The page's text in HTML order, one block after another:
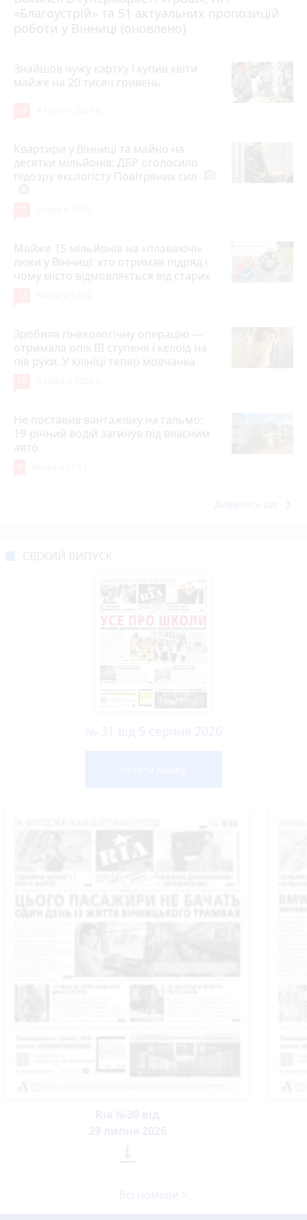
«Благоустрій» та 51 актуальних пропозицій
роботи у Вінниці (оновлено)
Знайшов чужу картку і купив квіти
майже на 20 тисяч гривень
Квартири у Вінниці та майно на
десятки мільйонів: ДБР оголосило
підозру екслогісту Повітряних сил
Майже 15 мільйонів на «плаваючі»
люки у Вінниці: хто отримав підряд і
чому місто відмовляється від старих
Зробила гінекологічну операцію —
отримала опік ІІІ ступеня і келоїд на
пів руки. У клініці тепер мовчанка
Не поставив вантажівку на гальмо:
19-річний водій загинув під власним
авто